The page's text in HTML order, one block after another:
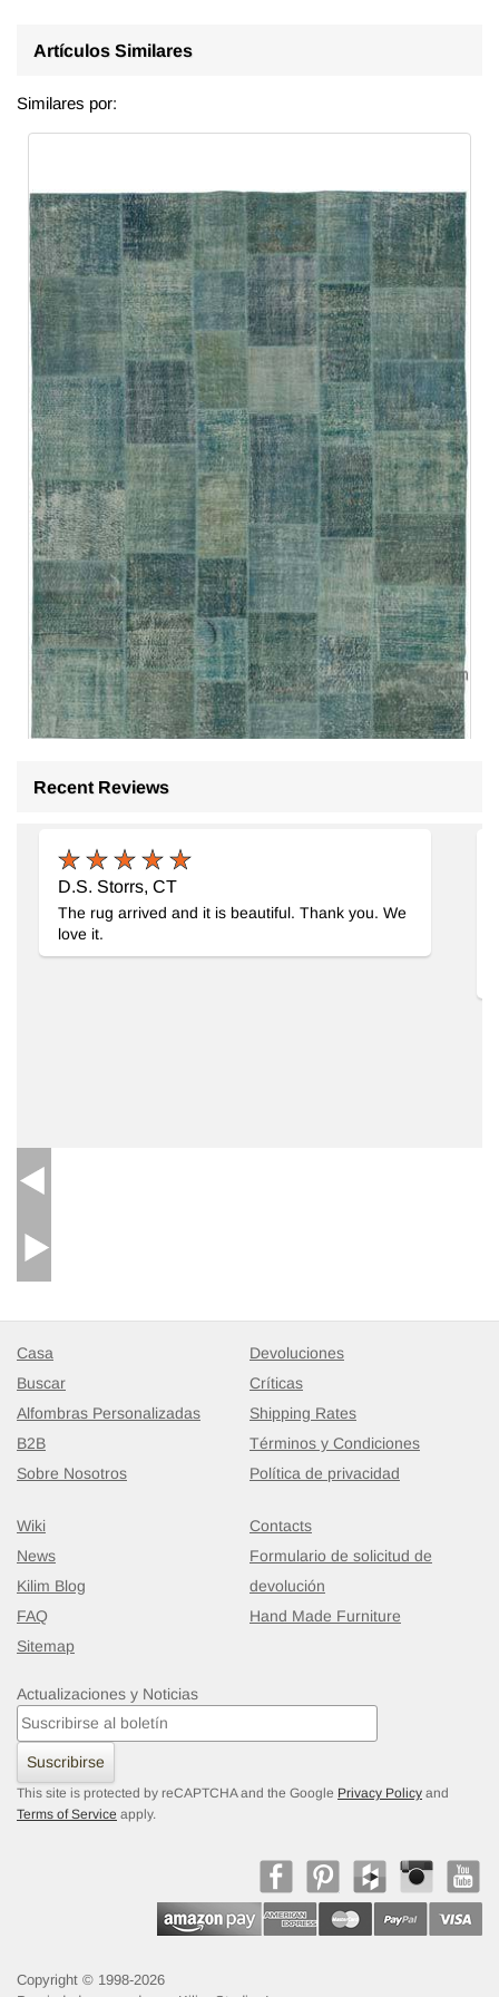
Artículos Similares
Similares por:
238 cm x 300 cm
$679
Recent Reviews
D.S. Storrs, CT
The rug arrived and it is beautiful. Thank you. We
love it.
Casa
Buscar
Alfombras Personalizadas
B2B
Sobre Nosotros
Devoluciones
Críticas
Shipping Rates
Términos y Condiciones
Política de privacidad
Wiki
News
Kilim Blog
FAQ
Sitemap
Contacts
Formulario de solicitud de
devolución
Hand Made Furniture
Actualizaciones y Noticias
Suscribirse
This site is protected by reCAPTCHA and the Google Privacy Policy and
Terms of Service apply.
Copyright © 1998-2026